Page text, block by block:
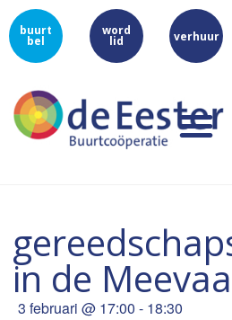
buurt
bel
word
lid verhuur
in de
3 februari @ 17:00 - 18:30